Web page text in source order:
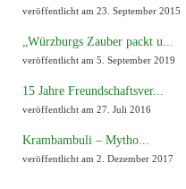
veröffentlicht am 23. September 2015
„Würzburgs Zauber packt u...
veröffentlicht am 5. September 2019
15 Jahre Freundschaftsver...
veröffentlicht am 27. Juli 2016
Krambambuli – Mytho...
veröffentlicht am 2. Dezember 2017